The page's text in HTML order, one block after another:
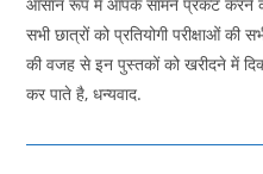
सभी छात्रों को प्रतियोगी परीक्षाओं की
की वजह से इन पुस्तकों को खरीदने में
कर पाते है, धन्यवाद.